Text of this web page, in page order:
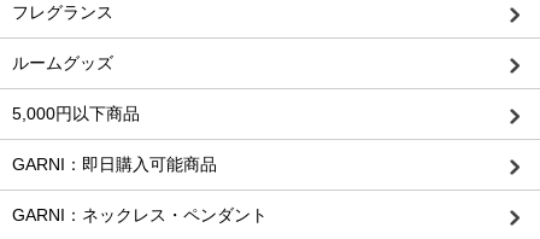
フレグランス
ルームグッズ
5,000円以下商品
GARNI：即日購入可能商品
GARNI：ネックレス・ペンダント